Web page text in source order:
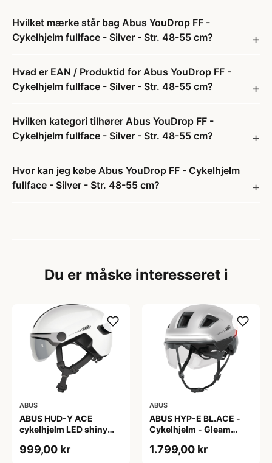
Hvilket mærke står bag Abus YouDrop FF -
Cykelhjelm fullface - Silver - Str. 48-55 cm?
Hvad er EAN / Produktid for Abus YouDrop FF -
Cykelhjelm fullface - Silver - Str. 48-55 cm?
Hvilken kategori tilhører Abus YouDrop FF -
Cykelhjelm fullface - Silver - Str. 48-55 cm?
Hvor kan jeg købe Abus YouDrop FF - Cykelhjelm
fullface - Silver - Str. 48-55 cm?
Du er måske interesseret i
ABUS
ABUS HUD-Y ACE
cykelhjelm LED shiny
999,00 kr
ABUS
ABUS HYP-E BL.ACE -
Cykelhjelm - Gleam
1.799,00 kr